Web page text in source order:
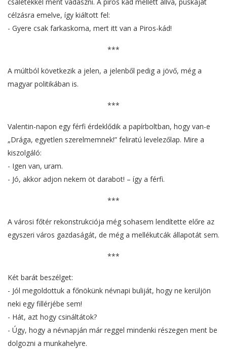
csalétekkel ment vadászni. A piros kád mellett állva, puskáját
célzásra emelve, így kiáltott fel:
- Gyere csak farkaskoma, mert itt van a Piros-kád!
***
A múltból következik a jelen, a jelenből pedig a jövő, még a
magyar politikában is.
***
Valentin-napon egy férfi érdeklődik a papírboltban, hogy van-e
„Drága, egyetlen szerelmemnek!” feliratú levelezőlap. Mire a
kiszolgáló:
- Igen van, uram.
- Jó, akkor adjon nekem öt darabot! – így a férfi.
***
A városi főtér rekonstrukciója még sohasem lendítette előre az
egyszeri város gazdaságát, de még a mellékutcák állapotát sem.
***
Két barát beszélget:
- Jól megoldottuk a főnökünk névnapi buliját, hogy ne kerüljön
neki egy fillérjébe sem!
- Hát, azt hogy csináltátok?
- Úgy, hogy a névnapján már reggel mindenki részegen ment be
dolgozni a munkahelyre.